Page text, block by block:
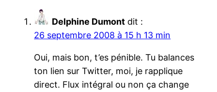
Delphine Dumont dit :
26 septembre 2008 à 15 h 13 min
Oui, mais bon, t’es pénible. Tu balances
ton lien sur Twitter, moi, je rapplique
direct. Flux intégral ou non ça change